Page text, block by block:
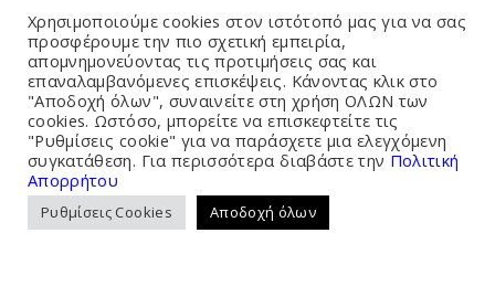
reserved. Powered by
PlexusCore
Όροι και Προϋποθέσεις
Χρησιμοποιούμε cookies στον ιστότοπό μας για να σας
προσφέρουμε την πιο σχετική εμπειρία,
απομνημονεύοντας τις προτιμήσεις σας και
επαναλαμβανόμενες επισκέψεις. Κάνοντας κλικ στο
"Αποδοχή όλων", συναινείτε στη χρήση ΟΛΩΝ των
cookies. Ωστόσο, μπορείτε να επισκεφτείτε τις
"Ρυθμίσεις cookie" για να παράσχετε μια ελεγχόμενη
συγκατάθεση. Για περισσότερα διαβάστε την Πολιτική
Απορρήτου
Ρυθμίσεις Cookies Αποδοχή όλων